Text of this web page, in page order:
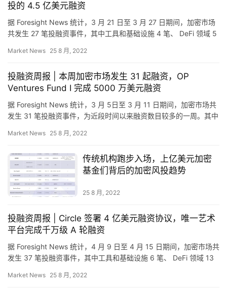
首
快
信
a
h
r
投的 4.5 亿美元融资
据 Foresight News 统计，3 月 21 日至 3 月 27 日期间，加密市场
共发生 27 笔投融资事件，其中工具和基础设施 4 笔、 DeFi 领域 5
Market News 25 8 月, 2022
投融资周报 | 本周加密市场发生 31 起融资，OP
Ventures Fund I 完成 5000 万美元融资
据 Foresight News 统计，3 月 5日至 3 月 11 日期间，加密市场共
发生 31 笔投融资事件，为近段时间以来融资数目较多的一周。其中
Market News 25 8 月, 2022
传统机构跑步入场，上亿美元加密
基金们背后的加密风投趋势
25 8 月, 2022
投融资周报 | Circle 签署 4 亿美元融资协议，唯一艺术
平台完成千万级 A 轮融资
据 Foresight News 统计，4 月 9 日至 4 月 15 日期间，加密市场共
发生 37 笔投融资事件，其中工具和基础设施 6 笔、 DeFi 领域 13
Market News 25 8 月, 2022